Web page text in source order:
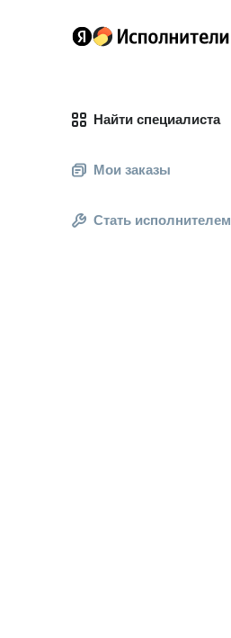
Найти специалиста
Мои заказы
Стать исполнителем